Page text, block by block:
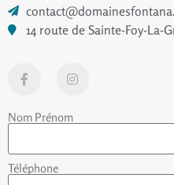
14 route de Sainte-Foy-La-
Nom Prénom
Téléphone